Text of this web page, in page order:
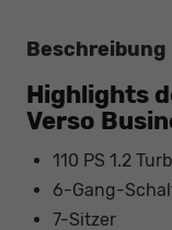
Beschreibung
Highlights
Verso
110 PS 1.2
6-Gang-
7-Sitzer